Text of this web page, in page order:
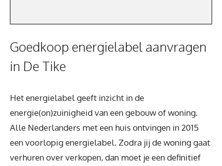
Goedkoop energielabel aanvragen
in De Tike
Het energielabel geeft inzicht in de
energie(on)zuinigheid van een gebouw of woning.
Alle Nederlanders met een huis ontvingen in 2015
een voorlopig energielabel. Zodra jij de woning gaat
verhuren over verkopen, dan moet je een definitief